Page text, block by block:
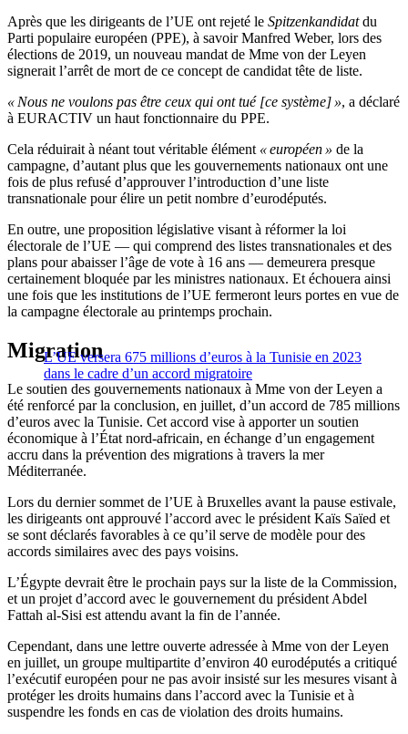
Après que les dirigeants de l’UE ont rejeté le Spitzenkandidatdu
Parti populaire européen (PPE), à savoir Manfred Weber, lors des
élections de 2019, un nouveau mandat de Mme von der Leyen
signerait l’arrêt de mort de ce concept de candidat tête de liste.
« Nous ne voulons pas être ceux qui ont tué [ce système] », a déclaré
à EURACTIV un haut fonctionnaire du PPE.
Cela réduirait à néant tout véritable élément « européen » de la
campagne, d’autant plus que les gouvernements nationaux ont une
fois de plus refusé d’approuver l’introduction d’une liste
transnationale pour élire un petit nombre d’eurodéputés.
En outre, une proposition législative visant à réformer la loi
électorale de l’UE — qui comprend des listes transnationales et des
plans pour abaisser l’âge de vote à 16 ans — demeurera presque
certainement bloquée par les ministres nationaux. Et échouera ainsi
une fois que les institutions de l’UE fermeront leurs portes en vue de
la campagne électorale au printemps prochain.
L’UE versera 675 millions d’euros à la Tunisie en 2023
dans le cadre d’un accord migratoire
Migration
Le soutien des gouvernements nationaux à Mme von der Leyen a
été renforcé par la conclusion, en juillet, d’un accord de 785 millions
d’euros avec la Tunisie. Cet accord vise à apporter un soutien
économique à l’État nord-africain, en échange d’un engagement
accru dans la prévention des migrations à travers la mer
Méditerranée.
Lors du dernier sommet de l’UE à Bruxelles avant la pause estivale,
les dirigeants ont approuvé l’accord avec le président Kaïs Saïed et
se sont déclarés favorables à ce qu’il serve de modèle pour des
accords similaires avec des pays voisins.
L’Égypte devrait être le prochain pays sur la liste de la Commission,
et un projet d’accord avec le gouvernement du président Abdel
Fattah al-Sisi est attendu avant la fin de l’année.
Cependant, dans une lettre ouverte adressée à Mme von der Leyen
en juillet, un groupe multipartite d’environ 40 eurodéputés a critiqué
l’exécutif européen pour ne pas avoir insisté sur les mesures visant à
protéger les droits humains dans l’accord avec la Tunisie et à
suspendre les fonds en cas de violation des droits humains.